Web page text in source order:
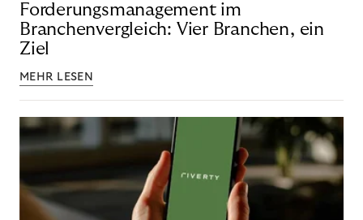
Forderungsmanagement im
Branchenvergleich: Vier Branchen, ein
Ziel
MEHR LESEN